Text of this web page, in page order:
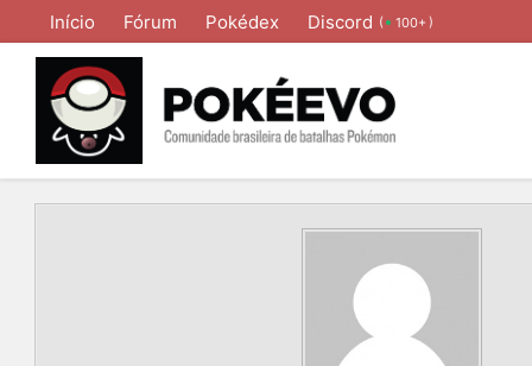
Início Fórum Pokédex Discord ( 100+ )